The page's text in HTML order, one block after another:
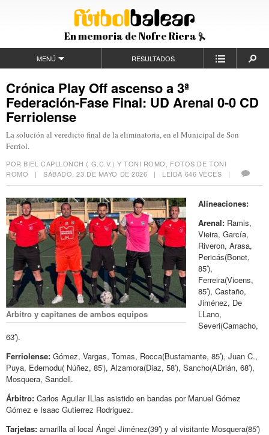
En memoria de Nofre Riera
MENÚ RESULTADOS
Crónica Play Off ascenso a 3ª
Federación-Fase Final: UD Arenal 0-0 CD
Ferriolense
La solución al veredicto final de la eliminatoria, en el Municipal de Son
Ferriol.
POR BIEL CAPLLONCH ( G.C.V.) Y TONI ROMO, FOTOS DE TONI
ROMO |SÁBADO, 23 DE MAYO DE 2026 | LEÍDA 646 VECES |
Arbitro y capitanes de ambos equipos
Alineaciones:
Arenal: Ramis,
Vieira, García,
Riveron, Arasa,
Pericás(Bonet,
85′),
Ferreira(Vicens,
85′), Castaño,
Jiménez, De
LLano,
Severi(Camacho,
63′).
Ferriolense: Gómez, Vargas, Tomas, Rocca(Bustamante, 85′), Juan C.,
Puya, Edemodu( Núñez, 85′), Alzamora(Diaz, 58′), Sancho(ADrián, 68′),
Mosquera, Sandell.
Árbitro: Carlos Aguilar ILlas asistido en bandas por Manuel Gómez
Gómez e Isaac Gutierrez Rodriguez.
Tarjetas: amarilla al local Ángel Jiménez(39′) y al visitante Mosquera(85′)